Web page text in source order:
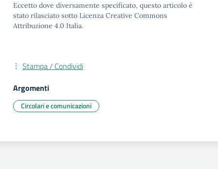
Eccetto dove diversamente specificato, questo articolo è
stato rilasciato sotto Licenza Creative Commons
Attribuzione 4.0 Italia.
Stampa / Condividi
Argomenti
Circolari e comunicazioni